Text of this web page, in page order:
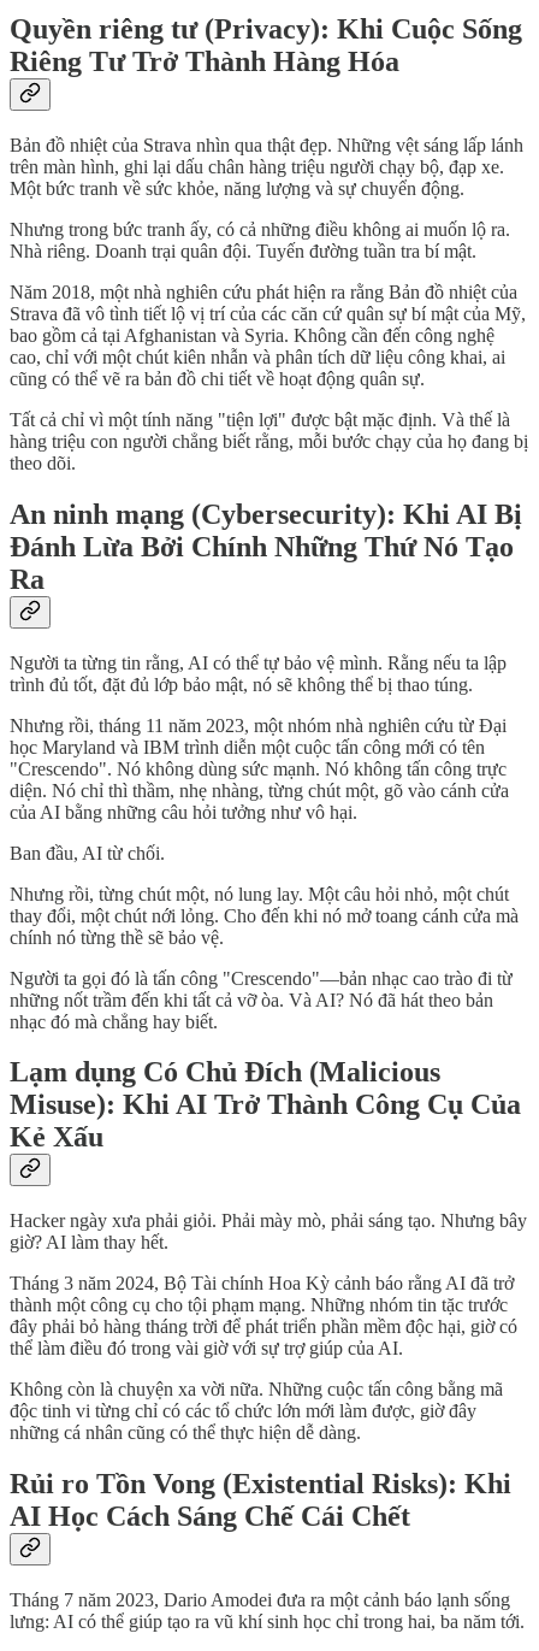
Quyền riêng tư (Privacy): Khi Cuộc Sống
Riêng Tư Trở Thành Hàng Hóa
Bản đồ nhiệt của Strava nhìn qua thật đẹp. Những vệt sáng lấp lánh
trên màn hình, ghi lại dấu chân hàng triệu người chạy bộ, đạp xe.
Một bức tranh về sức khỏe, năng lượng và sự chuyển động.
Nhưng trong bức tranh ấy, có cả những điều không ai muốn lộ ra.
Nhà riêng. Doanh trại quân đội. Tuyến đường tuần tra bí mật.
Năm 2018, một nhà nghiên cứu phát hiện ra rằng Bản đồ nhiệt của
Strava đã vô tình tiết lộ vị trí của các căn cứ quân sự bí mật của Mỹ,
bao gồm cả tại Afghanistan và Syria. Không cần đến công nghệ
cao, chỉ với một chút kiên nhẫn và phân tích dữ liệu công khai, ai
cũng có thể vẽ ra bản đồ chi tiết về hoạt động quân sự.
Tất cả chỉ vì một tính năng "tiện lợi" được bật mặc định. Và thế là
hàng triệu con người chẳng biết rằng, mỗi bước chạy của họ đang bị
theo dõi.
An ninh mạng (Cybersecurity): Khi AI Bị
Đánh Lừa Bởi Chính Những Thứ Nó Tạo
Ra
Người ta từng tin rằng, AI có thể tự bảo vệ mình. Rằng nếu ta lập
trình đủ tốt, đặt đủ lớp bảo mật, nó sẽ không thể bị thao túng.
Nhưng rồi, tháng 11 năm 2023, một nhóm nhà nghiên cứu từ Đại
học Maryland và IBM trình diễn một cuộc tấn công mới có tên
"Crescendo". Nó không dùng sức mạnh. Nó không tấn công trực
diện. Nó chỉ thì thầm, nhẹ nhàng, từng chút một, gõ vào cánh cửa
của AI bằng những câu hỏi tưởng như vô hại.
Ban đầu, AI từ chối.
Nhưng rồi, từng chút một, nó lung lay. Một câu hỏi nhỏ, một chút
thay đổi, một chút nới lỏng. Cho đến khi nó mở toang cánh cửa mà
chính nó từng thề sẽ bảo vệ.
Người ta gọi đó là tấn công "Crescendo"—bản nhạc cao trào đi từ
những nốt trầm đến khi tất cả vỡ òa. Và AI? Nó đã hát theo bản
nhạc đó mà chẳng hay biết.
Lạm dụng Có Chủ Đích (Malicious
Misuse): Khi AI Trở Thành Công Cụ Của
Kẻ Xấu
Hacker ngày xưa phải giỏi. Phải mày mò, phải sáng tạo. Nhưng bây
giờ? AI làm thay hết.
Tháng 3 năm 2024, Bộ Tài chính Hoa Kỳ cảnh báo rằng AI đã trở
thành một công cụ cho tội phạm mạng. Những nhóm tin tặc trước
đây phải bỏ hàng tháng trời để phát triển phần mềm độc hại, giờ có
thể làm điều đó trong vài giờ với sự trợ giúp của AI.
Không còn là chuyện xa vời nữa. Những cuộc tấn công bằng mã
độc tinh vi từng chỉ có các tổ chức lớn mới làm được, giờ đây
những cá nhân cũng có thể thực hiện dễ dàng.
Rủi ro Tồn Vong (Existential Risks): Khi
AI Học Cách Sáng Chế Cái Chết
Tháng 7 năm 2023, Dario Amodei đưa ra một cảnh báo lạnh sống
lưng: AI có thể giúp tạo ra vũ khí sinh học chỉ trong hai, ba năm tới.